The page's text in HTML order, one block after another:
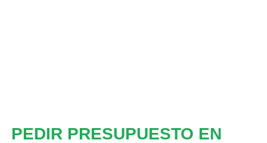
PEDIR PRESUPUESTO EN